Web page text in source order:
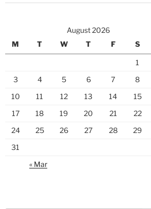
August 2026
M
T W T F S
1
3
4 5 6 7 8
10
11 12 13 14 15
17
18 19 20 21 22
24
25 26 27 28 29
31
« Mar